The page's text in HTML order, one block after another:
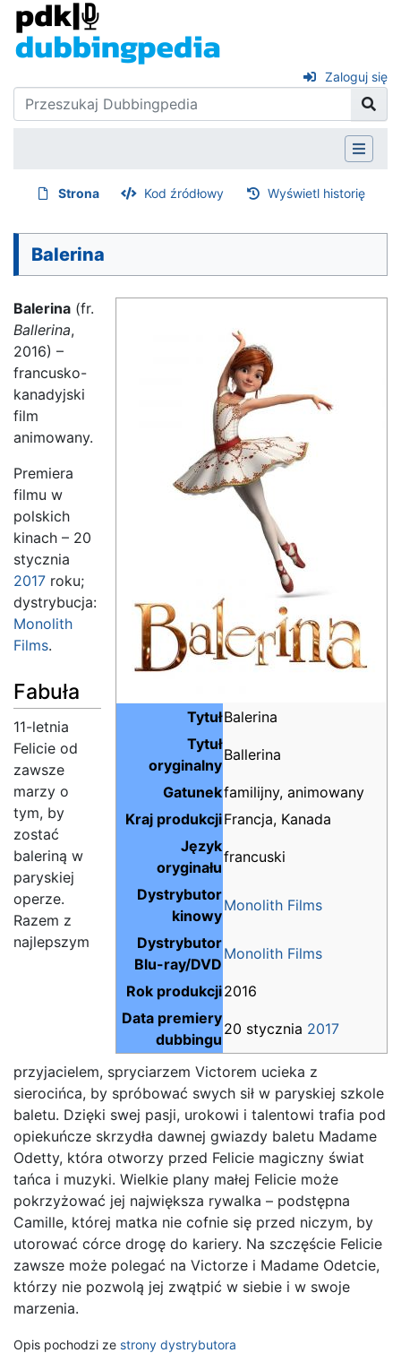
Zaloguj się
Strona Kod źródłowy Wyświetl historię
Balerina
TytułBalerina
Tytuł
oryginalny
Ballerina
Gatunekfamilijny, animowany
Kraj produkcjiFrancja, Kanada
Język
oryginału
francuski
Dystrybutor
kinowy
Monolith Films
Dystrybutor
Blu-ray/DVD
Monolith Films
Rok produkcji2016
Data premiery
dubbingu
20 stycznia 2017
Balerina (fr.
Ballerina,
2016) –
francusko-
kanadyjski
film
animowany.
Premiera
filmu w
polskich
kinach – 20
stycznia
2017 roku;
dystrybucja:
Monolith
Films.
Fabuła
11-letnia
Felicie od
zawsze
marzy o
tym, by
zostać
baleriną w
paryskiej
operze.
Razem z
najlepszym
przyjacielem, spryciarzem Victorem ucieka z
sierocińca, by spróbować swych sił w paryskiej szkole
baletu. Dzięki swej pasji, urokowi i talentowi trafia pod
opiekuńcze skrzydła dawnej gwiazdy baletu Madame
Odetty, która otworzy przed Felicie magiczny świat
tańca i muzyki. Wielkie plany małej Felicie może
pokrzyżować jej największa rywalka – podstępna
Camille, której matka nie cofnie się przed niczym, by
utorować córce drogę do kariery. Na szczęście Felicie
zawsze może polegać na Victorze i Madame Odetcie,
którzy nie pozwolą jej zwątpić w siebie i w swoje
marzenia.
Opis pochodzi ze strony dystrybutora